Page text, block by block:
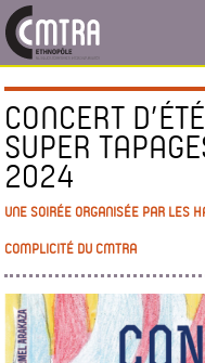
CONCERT
SUPER
2024
UNE SOIRÉE ORGANISÉE PAR LES
COMPLICITÉ DU CMTRA